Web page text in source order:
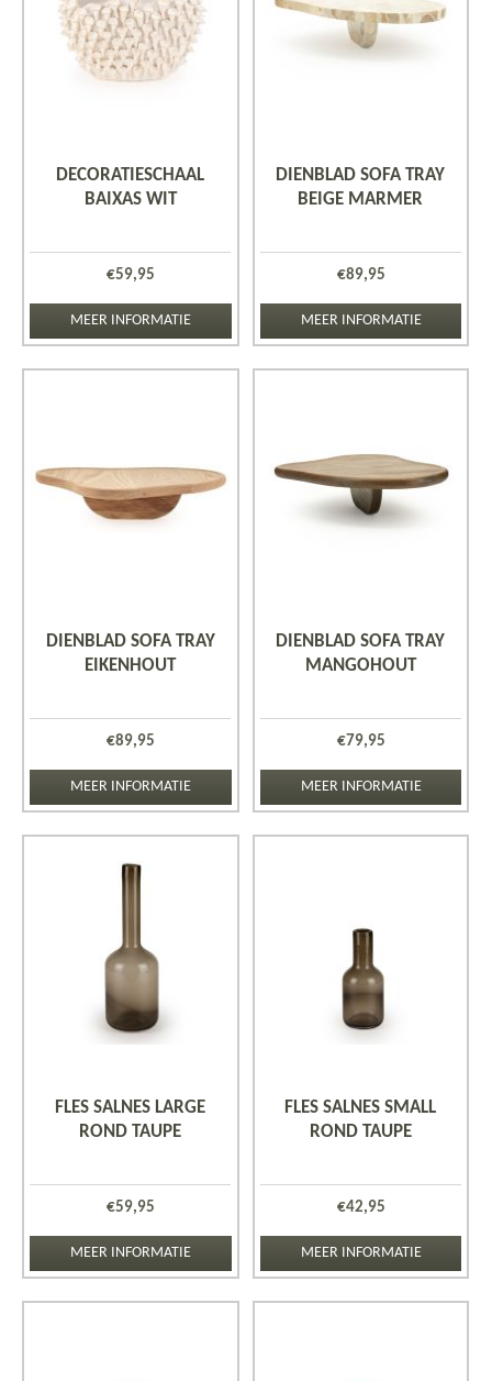
DECORATIESCHAAL
BAIXAS WIT
€59,95
MEER INFORMATIE
DIENBLAD SOFA TRAY
BEIGE MARMER
€89,95
MEER INFORMATIE
DIENBLAD SOFA TRAY
EIKENHOUT
€89,95
MEER INFORMATIE
DIENBLAD SOFA TRAY
MANGOHOUT
€79,95
MEER INFORMATIE
FLES SALNES LARGE
ROND TAUPE
€59,95
MEER INFORMATIE
FLES SALNES SMALL
ROND TAUPE
€42,95
MEER INFORMATIE